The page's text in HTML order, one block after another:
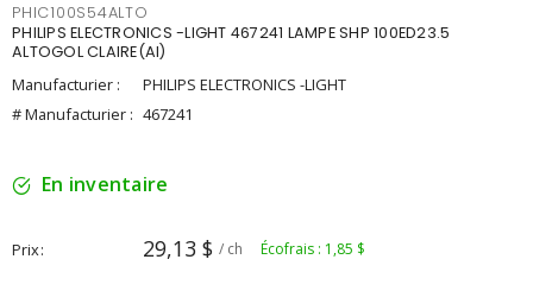
PHIC100S54ALTO
PHILIPS ELECTRONICS -LIGHT 467241 LAMPE SHP 100ED23.5
ALTOGOL CLAIRE(AI)
Manufacturier :
PHILIPS ELECTRONICS -LIGHT
# Manufacturier : 467241
En inventaire
Prix 29,13 $ / ch Écofrais : 1,85 $